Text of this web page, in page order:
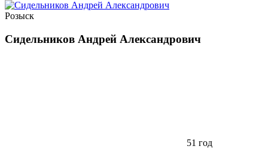
Розыск
Сидельников Андрей Александрович
51 год